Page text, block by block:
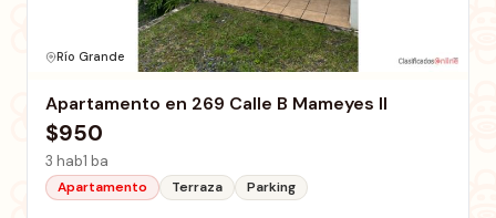
Río Grande
Apartamento en 269 Calle B Mameyes II
$950
3 hab1 ba
Apartamento Terraza Parking